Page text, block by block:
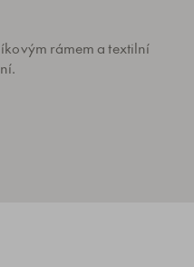
rámem a textilní